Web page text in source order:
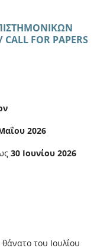
FOR PAPERS
2026
30 Ιουνίου 2026
του Ιουλίου